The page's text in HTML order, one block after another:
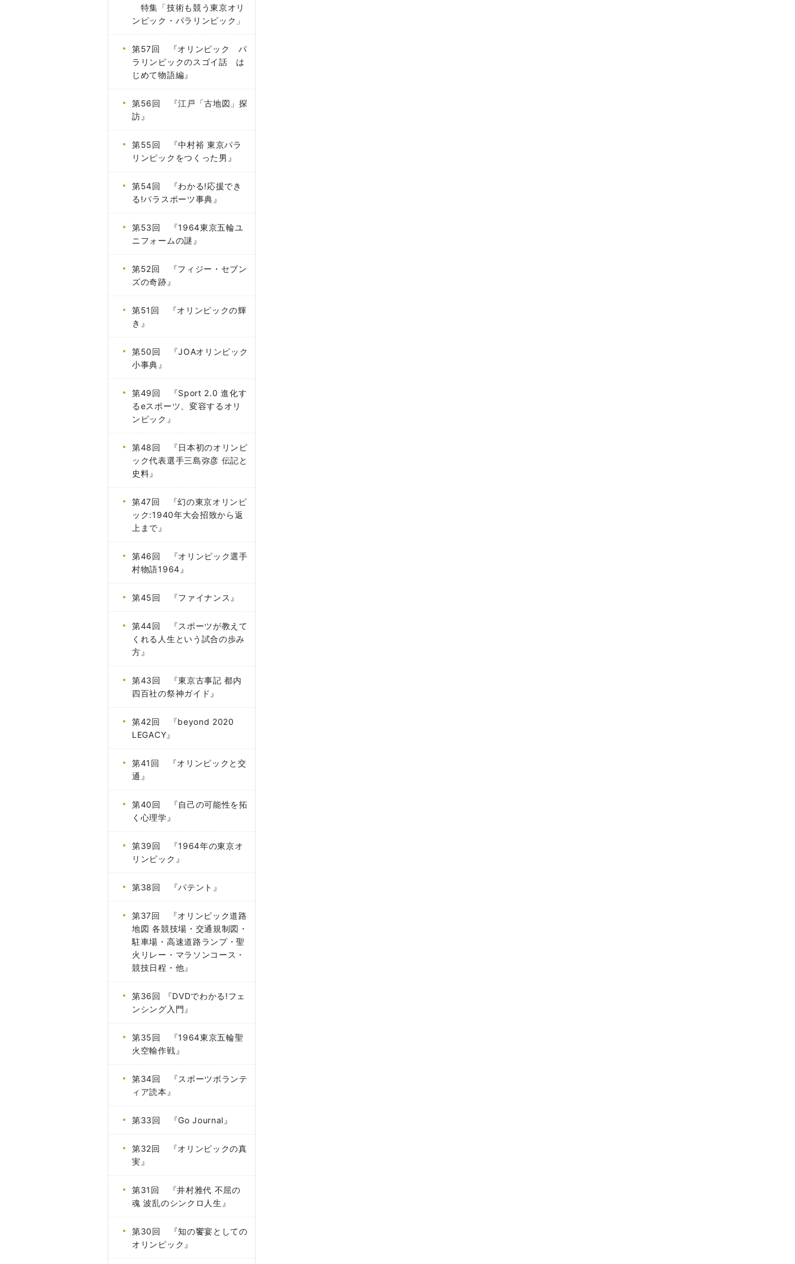
特集「技術も競う東京オリ
ンピック・パラリンピック」
第57回 『オリンピック パ
ラリンピックのスゴイ話 は
じめて物語編』
第56回 『江戸「古地図」探
訪』
第55回 『中村裕 東京パラ
リンピックをつくった男』
第54回 『わかる!応援でき
る!パラスポーツ事典』
第53回 『1964東京五輪ユ
ニフォームの謎』
第52回 『フィジー・セブン
ズの奇跡』
第51回 『オリンピックの輝
き』
第50回 『JOAオリンピック
小事典』
第49回 『Sport 2.0 進化す
るeスポーツ、変容するオリ
ンピック』
第48回 『日本初のオリンピ
ック代表選手三島弥彦 伝記と
史料』
第47回 『幻の東京オリンピ
ック:1940年大会招致から返
上まで』
第46回 『オリンピック選手
村物語1964』
第45回 『ファイナンス』
第44回 『スポーツが教えて
くれる人生という試合の歩み
方』
第43回 『東京古事記 都内
四百社の祭神ガイド』
第42回 『beyond 2020
LEGACY』
第41回 『オリンピックと交
通』
第40回 『自己の可能性を拓
く心理学』
第39回 『1964年の東京オ
リンピック』
第38回 『パテント』
第37回 『オリンピック道路
地図 各競技場・交通規制図・
駐車場・高速道路ランプ・聖
火リレー・マラソンコース・
競技日程・他』
第36回 『DVDでわかる!フェ
ンシング入門』
第35回 『1964東京五輪聖
火空輸作戦』
第34回 『スポーツボランテ
ィア読本』
第33回 『Go Journal』
第32回 『オリンピックの真
実』
第31回 『井村雅代 不屈の
魂 波乱のシンクロ人生』
第30回 『知の饗宴としての
オリンピック』